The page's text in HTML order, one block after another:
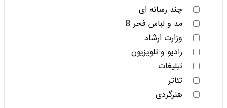
چند رسانه ای
مد و لباس فجر 8
وزارت ارشاد
رادیو و تلویزیون
تبلیغات
تئاتر
هنرگردی